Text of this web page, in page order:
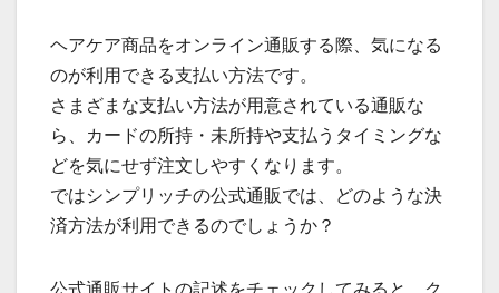
ヘアケア商品をオンライン通販する際、気になる
のが利用できる支払い方法です。
さまざまな支払い方法が用意されている通販な
ら、カードの所持・未所持や支払うタイミングな
どを気にせず注文しやすくなります。
ではシンプリッチの公式通販では、どのような決
済方法が利用できるのでしょうか？